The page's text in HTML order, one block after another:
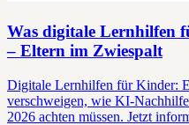
Was digitale Lernhilfen
– Eltern im Zwiespalt
Digitale Lernhilfen für Kinder:
verschweigen, wie KI-
2026 achten müssen. Jetzt